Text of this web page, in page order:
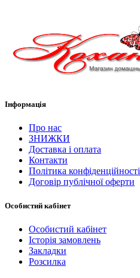
Інформація
Про нас
ЗНИЖКИ
Доставка і оплата
Контакти
Політика конфіденційності
Договір публічної оферти
Особистий кабінет
Особистий кабінет
Історія замовлень
Закладки
Розсилка